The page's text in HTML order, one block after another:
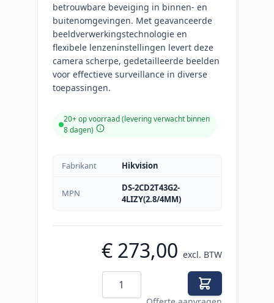
betrouwbare beveiging in binnen- en
buitenomgevingen. Met geavanceerde
beeldverwerkingstechnologie en
flexibele lenzeninstellingen levert deze
camera scherpe, gedetailleerde beelden
voor effectieve surveillance in diverse
toepassingen.
20+ op voorraad (levering verwacht binnen
8 dagen)
Fabrikant Hikvision
MPN
DS-2CD2T43G2-
4LIZY(2.8/4MM)
€ 273,00 excl. BTW
Aantal